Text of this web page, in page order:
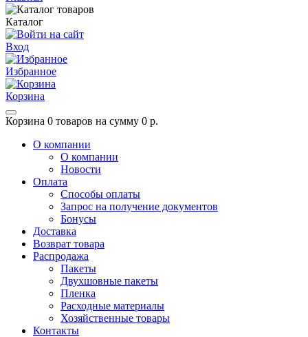
Каталог
Вход
Избранное
Корзина
Корзина 0 товаров на сумму 0 р.
О компании
О компании
Новости
Оплата
Способы оплаты
Запрос на получение документов
Бонусы
Доставка
Возврат товара
Распродажа
Пакеты
Двухшовные пакеты
Пленка
Расходные материалы
Хозяйственные товары
Контакты